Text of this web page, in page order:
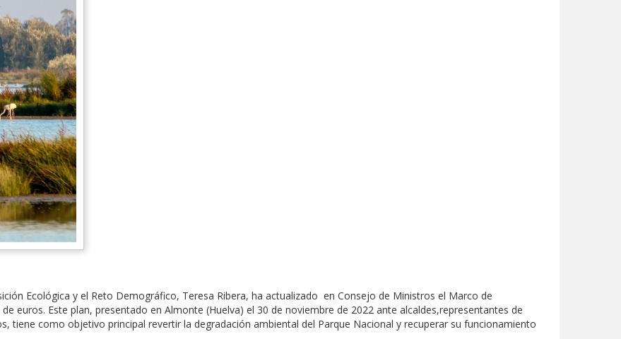
Ecológica y el Reto Demográfico, Teresa Ribera, ha actualizado en Consejo de Ministros el Marco de
euros. Este plan, presentado en Almonte (Huelva) el 30 de noviembre de 2022 ante alcaldes,representantes de
tiene como objetivo principal revertir la degradación ambiental del Parque Nacional y recuperar su funcionamiento